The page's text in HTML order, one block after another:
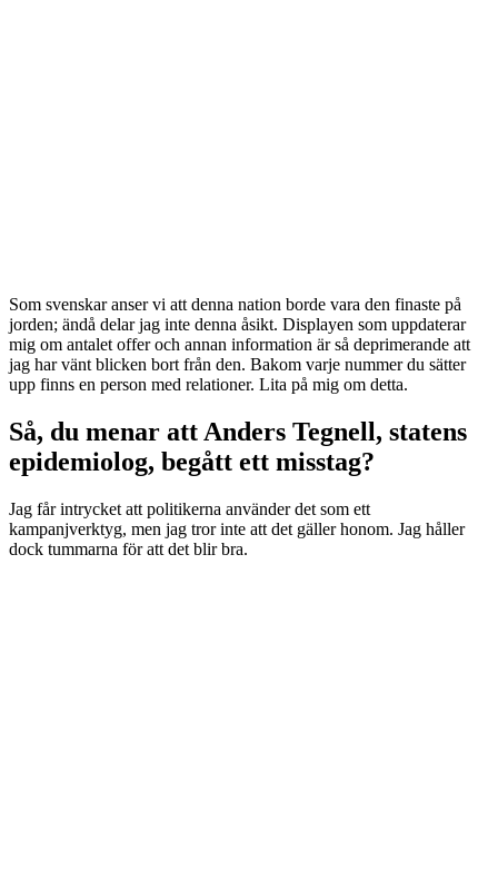
Som svenskar anser vi att denna nation borde vara den finaste på
jorden; ändå delar jag inte denna åsikt. Displayen som uppdaterar
mig om antalet offer och annan information är så deprimerande att
jag har vänt blicken bort från den. Bakom varje nummer du sätter
upp finns en person med relationer. Lita på mig om detta.
Så, du menar att Anders Tegnell, statens
epidemiolog, begått ett misstag?
Jag får intrycket att politikerna använder det som ett
kampanjverktyg, men jag tror inte att det gäller honom. Jag håller
dock tummarna för att det blir bra.